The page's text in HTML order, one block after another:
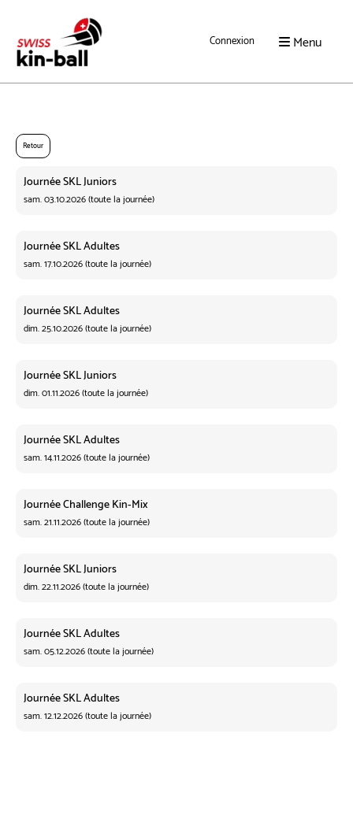
Connexion Menu
Retour
Journée SKL Juniors
sam. 03.10.2026 (toute la journée)
Journée SKL Adultes
sam. 17.10.2026 (toute la journée)
Journée SKL Adultes
dim. 25.10.2026 (toute la journée)
Journée SKL Juniors
dim. 01.11.2026 (toute la journée)
Journée SKL Adultes
sam. 14.11.2026 (toute la journée)
Journée Challenge Kin-Mix
sam. 21.11.2026 (toute la journée)
Journée SKL Juniors
dim. 22.11.2026 (toute la journée)
Journée SKL Adultes
sam. 05.12.2026 (toute la journée)
Journée SKL Adultes
sam. 12.12.2026 (toute la journée)